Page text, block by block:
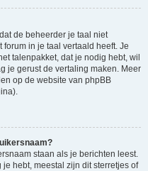
de beheerder je taal niet
in je taal vertaald heeft. Je
talenpakket, dat je nodig hebt, wil
je gerust de vertaling maken. Meer
op de website van phpBB
staan als je berichten leest.
hebt, meestal zijn dit sterretjes of